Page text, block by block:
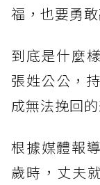
福，也要勇敢
到底是什麼
張姓公公，
成無法挽回的
根據媒體報
歲時，丈夫